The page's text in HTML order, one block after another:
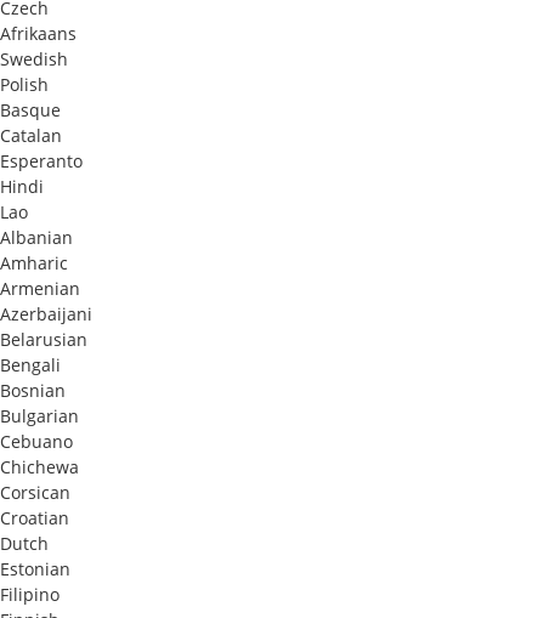
Czech
Afrikaans
Swedish
Polish
Basque
Catalan
Esperanto
Hindi
Lao
Albanian
Amharic
Armenian
Azerbaijani
Belarusian
Bengali
Bosnian
Bulgarian
Cebuano
Chichewa
Corsican
Croatian
Dutch
Estonian
Filipino